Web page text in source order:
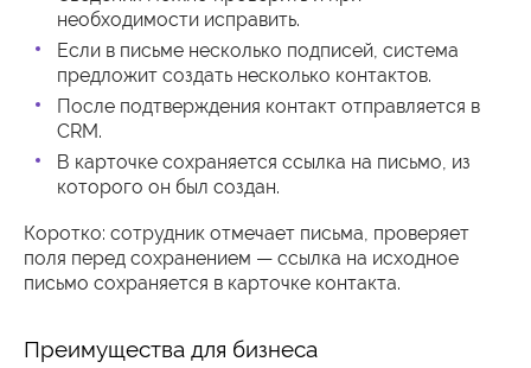
необходимости исправить.
Если в письме несколько подписей, система
предложит создать несколько контактов.
После подтверждения контакт отправляется в
CRM.
В карточке сохраняется ссылка на письмо, из
которого он был создан.
Коротко: сотрудник отмечает письма, проверяет
поля перед сохранением — ссылка на исходное
письмо сохраняется в карточке контакта.
Преимущества для бизнеса